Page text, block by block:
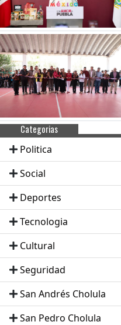
Categorias
Politica
Social
Deportes
Tecnologia
Cultural
Seguridad
San Andrés Cholula
San Pedro Cholula